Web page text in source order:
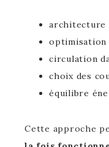
architecture
optimisation
circulation
choix des
équilibre
Cette approche